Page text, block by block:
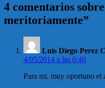
4 comentarios
meritoriamente”
Luis Diego Perez
4/05/2014 a las 0:40
Para mi, muy oportuno el